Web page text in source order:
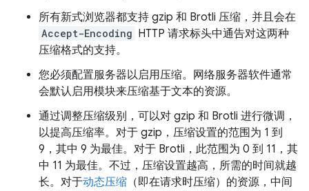
所有新式浏览器都支持 gzip 和 Brotli 压缩，并且会在
Accept-Encoding HTTP 请求标头中通告对这两种
压缩格式的支持。
您必须配置服务器以启用压缩。网络服务器软件通常
会默认启用模块来压缩基于文本的资源。
通过调整压缩级别，可以对 gzip 和 Brotli 进行微调，
以提高压缩率。对于 gzip，压缩设置的范围为 1 到
9，其中 9 为最佳。对于 Brotli，此范围为 0 到 11，其
中 11 为最佳。不过，压缩设置越高，所需的时间就越
长。对于动态压缩 （即在请求时压缩）的资源，中间